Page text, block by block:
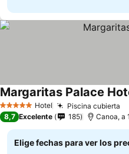
5 Estrellas Hotel Piscina cubierta
Margaritas Palace
8,7 Excelente 185 Canoa, a
Elige fechas para ver los